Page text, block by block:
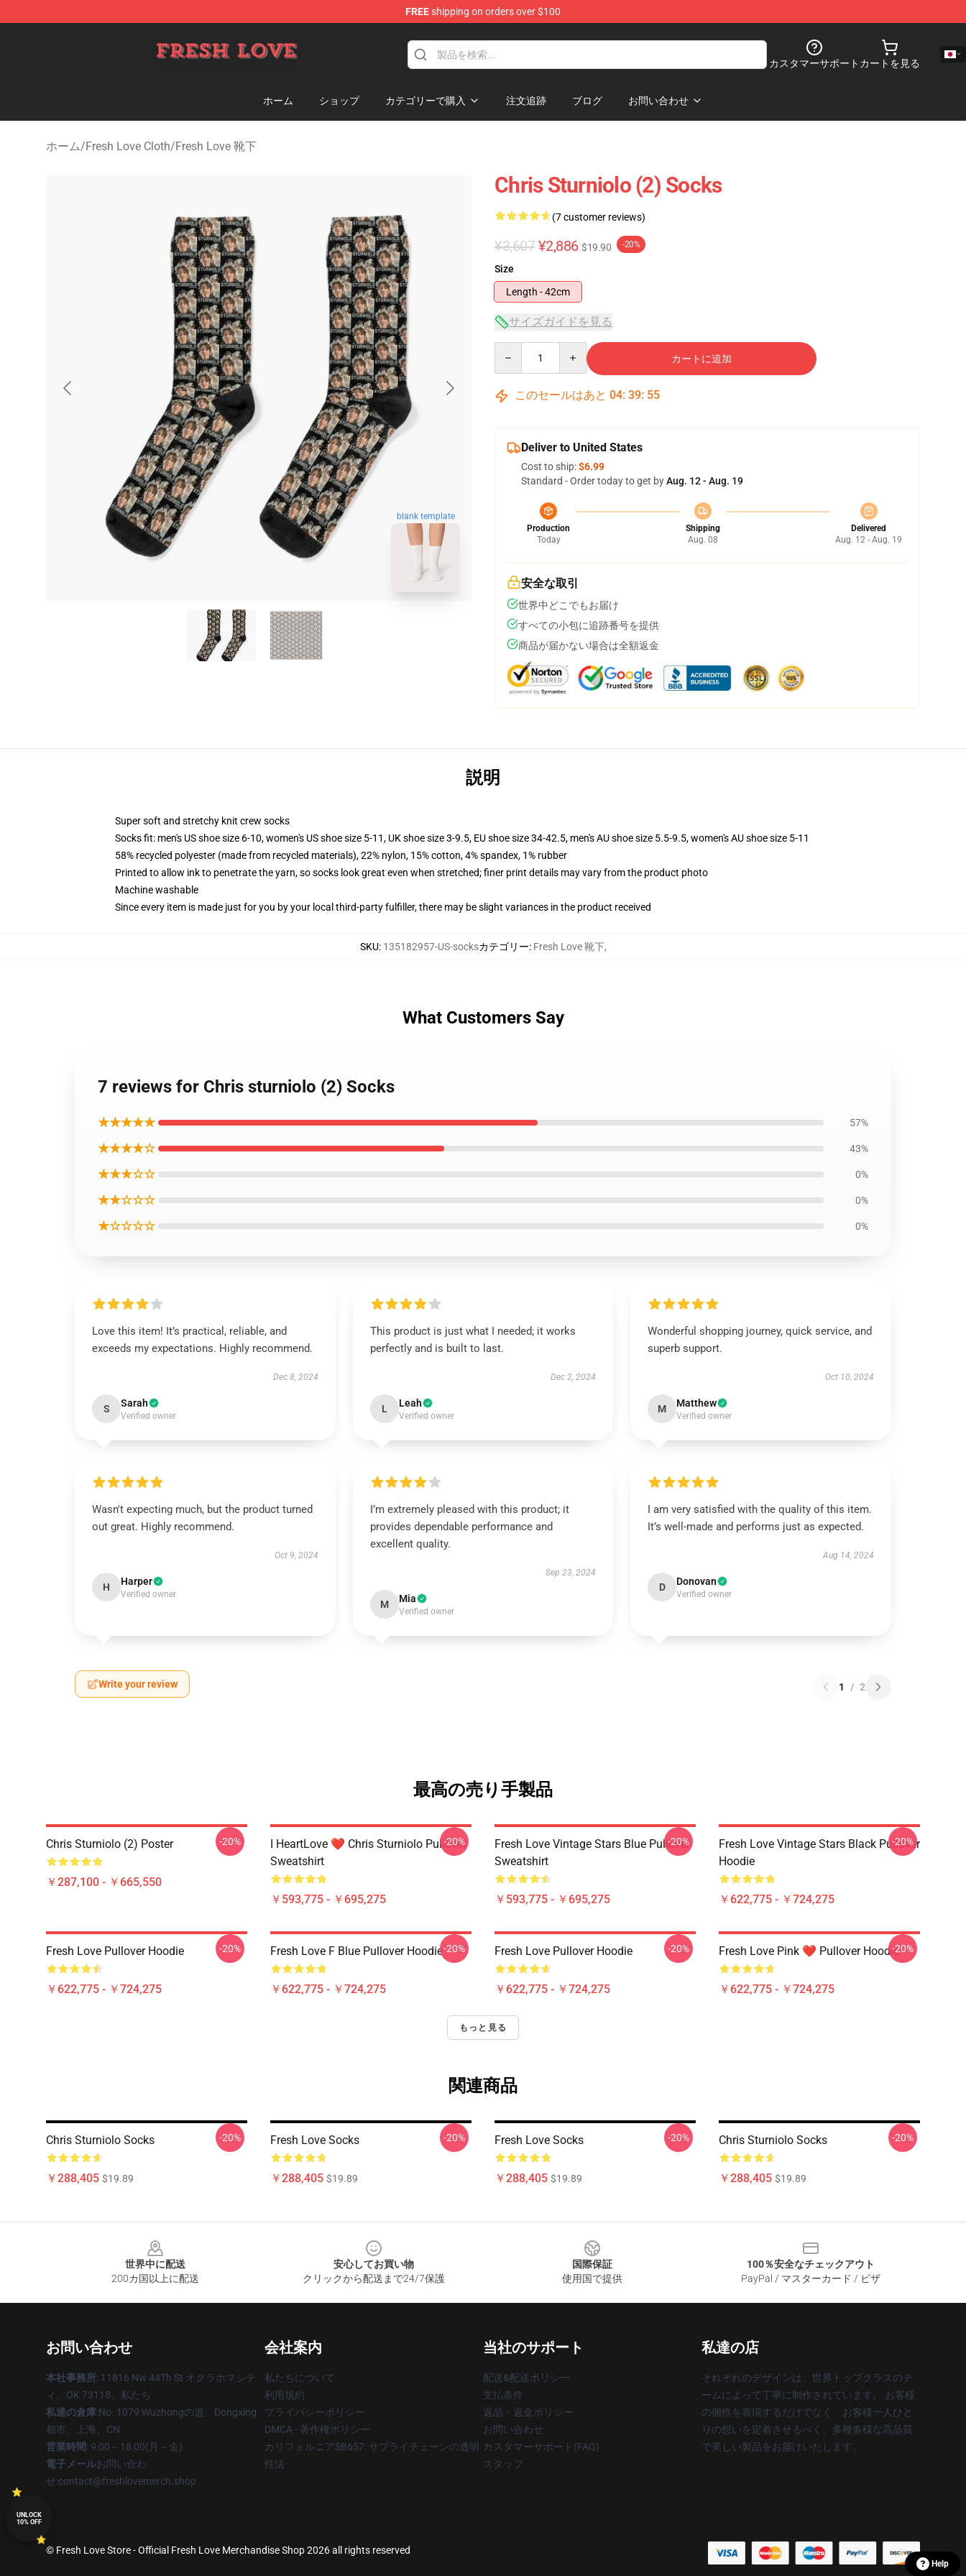
FREEshipping on orders over $100
カスタマーサポート カートを見る
ホーム ショップ カテゴリーで購入 注文追跡 ブログ お問い合わせ
ホーム/Fresh Love Cloth/Fresh Love 靴下
blank template
Chris Sturniolo (2) Socks
(7 customer reviews)
¥3,607 ¥2,886 $19.90 -20%
Size
Length - 42cm
サイズガイドを見る
カートに追加
このセールはあと 04: 39: 54
Deliver to United States
Cost to ship:$6.99
Standard - Order today to get byAug. 12 - Aug. 19
Production
Today
Shipping
Aug. 08
Delivered
Aug. 12 - Aug. 19
安全な取引
世界中どこでもお届け
すべての小包に追跡番号を提供
商品が届かない場合は全額返金
説明
Super soft and stretchy knit crew socks
Socks fit: men's US shoe size 6-10, women's US shoe size 5-11, UK shoe size 3-9.5, EU shoe size 34-42.5, men's AU shoe size 5.5-9.5, women's AU shoe size 5-11
58% recycled polyester (made from recycled materials), 22% nylon, 15% cotton, 4% spandex, 1% rubber
Printed to allow ink to penetrate the yarn, so socks look great even when stretched; finer print details may vary from the product photo
Machine washable
Since every item is made just for you by your local third-party fulfiller, there may be slight variances in the product received
SKU: 135182957-US-socksカテゴリー: Fresh Love 靴下,
What Customers Say
7 reviews for Chris sturniolo (2) Socks
★★★★★ 57%
★★★★☆ 43%
★★★☆☆ 0%
★★☆☆☆ 0%
★☆☆☆☆ 0%
Love this item! It’s practical, reliable, and
exceeds my expectations. Highly recommend.
Dec 8, 2024
S Sarah
Verified owner
This product is just what I needed; it works
perfectly and is built to last.
Dec 2, 2024
L Leah
Verified owner
Wonderful shopping journey, quick service, and
superb support.
Oct 10, 2024
M Matthew
Verified owner
Wasn't expecting much, but the product turned
out great. Highly recommend.
Oct 9, 2024
H Harper
Verified owner
I’m extremely pleased with this product; it
provides dependable performance and
excellent quality.
Sep 23, 2024
M Mia
Verified owner
I am very satisfied with the quality of this item.
It’s well-made and performs just as expected.
Aug 14, 2024
D Donovan
Verified owner
Write your review 1 / 2
最高の売り手製品
Chris Sturniolo (2) Poster
￥287,100 - ￥665,550
-20%
I HeartLove ❤️ Chris Sturniolo Pullover
Sweatshirt
￥593,775 - ￥695,275
-20%
Fresh Love Vintage Stars Blue Pullover
Sweatshirt
￥593,775 - ￥695,275
-20%
Fresh Love Vintage Stars Black Pullover
Hoodie
￥622,775 - ￥724,275
-20%
Fresh Love Pullover Hoodie
￥622,775 - ￥724,275
-20% Fresh Love F Blue Pullover Hoodie
￥622,775 - ￥724,275
-20% Fresh Love Pullover Hoodie
￥622,775 - ￥724,275
-20% Fresh Love Pink ❤️ Pullover Hoodie
￥622,775 - ￥724,275
-20%
もっと見る
関連商品
Chris Sturniolo Socks
￥288,405 $19.89
-20% Fresh Love Socks
￥288,405 $19.89
-20% Fresh Love Socks
￥288,405 $19.89
-20% Chris Sturniolo Socks
￥288,405 $19.89
-20%
世界中に配送
200カ国以上に配送
安心してお買い物
クリックから配送まで24/7保護
国際保証
使用国で提供
100％安全なチェックアウト
PayPal / マスターカード / ビザ
お問い合わせ
本社事務所: 11816 Nw 44Th St オクラホマシテ
ィ、OK 73118、私たち
私達の倉庫:No. 1079 Wuzhongの道、Dongxing
都市、上海、CN
営業時間: 9:00～18:00(月～金)
電子メールお問い合わ
せ:contact@freshlovemerch.shop
会社案内
私たちについて
利用規約
プライバシーポリシー
DMCA - 著作権ポリシー
カリフォルニアSB657: サプライチェーンの透明
性法
当社のサポート
配送&配送ポリシー
支払条件
返品・返金ポリシー
お問い合わせ
カスタマーサポート(FAQ)
スタッフ
私達の店
それぞれのデザインは、世界トップクラスのチ
ームによって丁寧に制作されています。 お客様
の個性を表現するだけでなく、お客様一人ひと
りの想いを定着させるべく、多種多様な高品質
で美しい製品をお届けいたします。
© Fresh Love Store - Official Fresh Love Merchandise Shop 2026 all rights reserved
UNLOCK
10% OFF
Help